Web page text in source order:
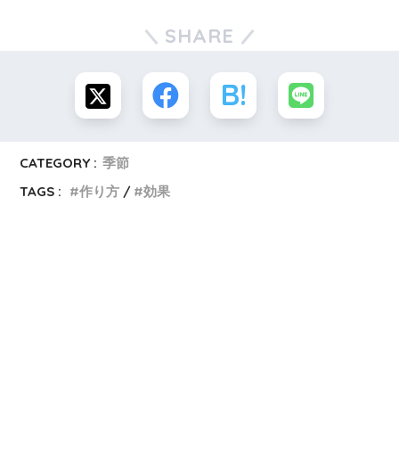
SHARE
CATEGORY : 季節
TAGS :
作り方 効果